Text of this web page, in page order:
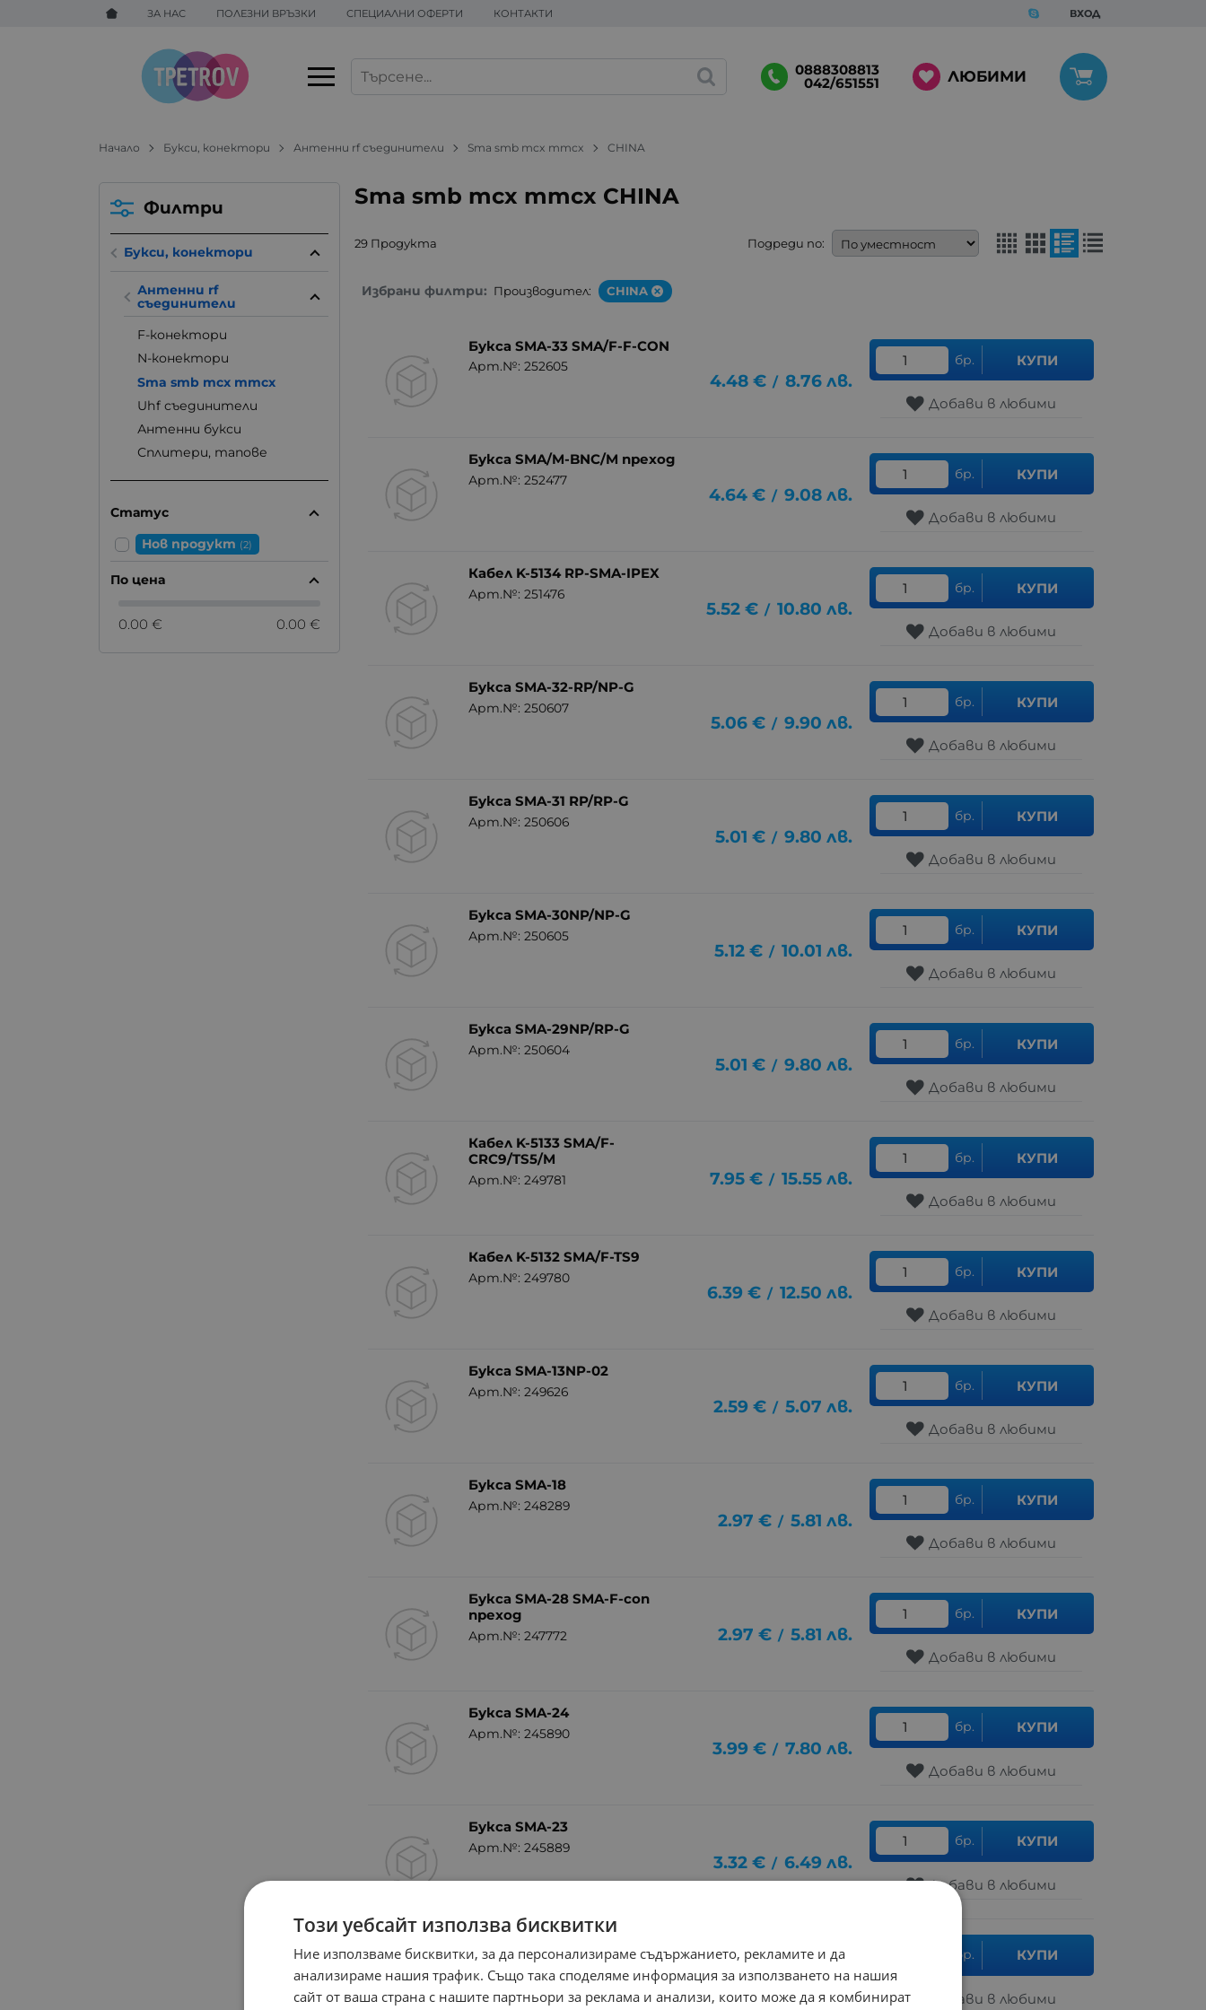
ЗА НАС ПОЛЕЗНИ ВРЪЗКИ СПЕЦИАЛНИ ОФЕРТИ КОНТАКТИ ВХОД
0888308813
042/651551 ЛЮБИМИ
Начало Букси, конектори Антенни rf съединители Sma smb mcx mmcx CHINA
Sma smb mcx mmcx CHINA
29 Продукта Подреди по:
Избрани филтри: Производител: CHINA
Букса SMA-33 SMA/F-F-CON
Арт.№: 252605
4.48 € / 8.76 лв.
бр. КУПИ
Добави в любими
Букса SMA/M-BNC/M преход
Арт.№: 252477
4.64 € / 9.08 лв.
бр. КУПИ
Добави в любими
Кабел K-5134 RP-SMA-IPEX
Арт.№: 251476
5.52 € / 10.80 лв.
бр. КУПИ
Добави в любими
Букса SMA-32-RP/NP-G
Арт.№: 250607
5.06 € / 9.90 лв.
бр. КУПИ
Добави в любими
Букса SMA-31 RP/RP-G
Арт.№: 250606
5.01 € / 9.80 лв.
бр. КУПИ
Добави в любими
Букса SMA-30NP/NP-G
Арт.№: 250605
5.12 € / 10.01 лв.
бр. КУПИ
Добави в любими
Букса SMA-29NP/RP-G
Арт.№: 250604
5.01 € / 9.80 лв.
бр. КУПИ
Добави в любими
Кабел K-5133 SMA/F-
CRC9/TS5/M
Арт.№: 249781 7.95 € / 15.55 лв.
бр. КУПИ
Добави в любими
Кабел K-5132 SMA/F-TS9
Арт.№: 249780
6.39 € / 12.50 лв.
бр. КУПИ
Добави в любими
Букса SMA-13NP-02
Арт.№: 249626
2.59 € / 5.07 лв.
бр. КУПИ
Добави в любими
Букса SMA-18
Арт.№: 248289
2.97 € / 5.81 лв.
бр. КУПИ
Добави в любими
Букса SMA-28 SMA-F-con
преход
Арт.№: 247772 2.97 € / 5.81 лв.
бр. КУПИ
Добави в любими
Букса SMA-24
Арт.№: 245890
3.99 € / 7.80 лв.
бр. КУПИ
Добави в любими
Букса SMA-23
Арт.№: 245889
3.32 € / 6.49 лв.
бр. КУПИ
Добави в любими
Арт.№: 239668
3.83 € / 7.49 лв.
бр. КУПИ
Добави в любими
Филтри
Букси, конектори
Антенни rf
съединители
F-конектори
N-конектори
Sma smb mcx mmcx
Uhf съединители
Антенни букси
Сплитери, тапове
Статус
Нов продукт (2)
По цена
0.00 € 0.00 €
Този уебсайт използва бисквитки
Ние използваме бисквитки, за да персонализираме съдържанието, рекламите и да
анализираме нашия трафик. Също така споделяме информация за използването на нашия
сайт от ваша страна с нашите партньори за реклама и анализи, които може да я комбинират